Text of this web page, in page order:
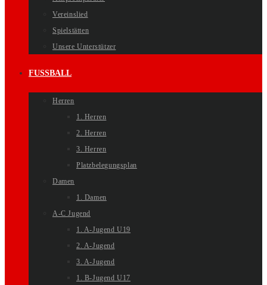
Vereinslied
Spielstätten
Unsere Unterstützer
FUSSBALL
Herren
1. Herren
2. Herren
3. Herren
Platzbelegungsplan
Damen
1. Damen
A-C Jugend
1. A-Jugend U19
2. A-Jugend
3. A-Jugend
1. B-Jugend U17